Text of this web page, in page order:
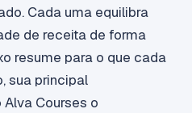
Cada uma equilibra
de receita de forma
resume para o que cada
sua principal
Courses o